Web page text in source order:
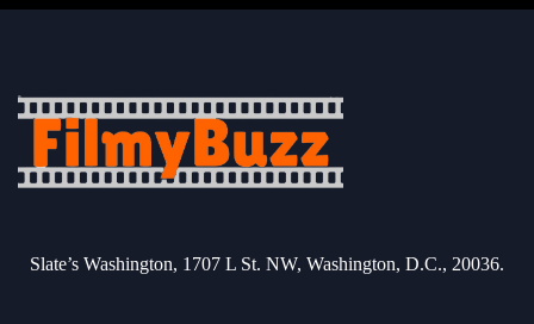
Slate’s Washington, 1707 L St. NW, Washington, D.C., 20036.